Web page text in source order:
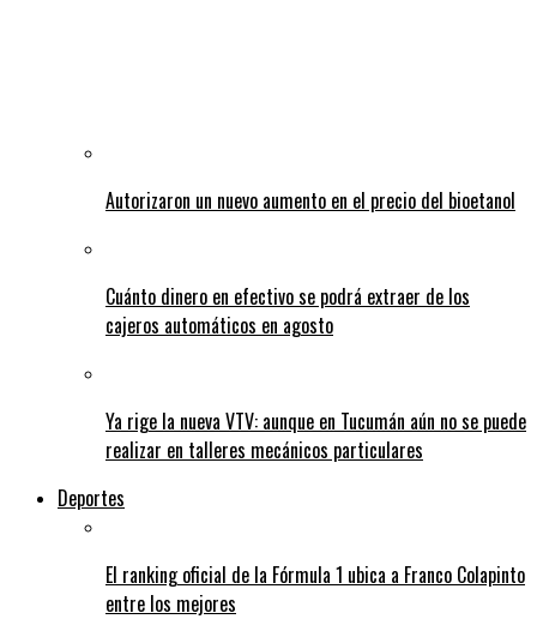
Autorizaron un nuevo aumento en el precio del bioetanol
Cuánto dinero en efectivo se podrá extraer de los
cajeros automáticos en agosto
Ya rige la nueva VTV: aunque en Tucumán aún no se puede
realizar en talleres mecánicos particulares
Deportes
El ranking oficial de la Fórmula 1 ubica a Franco Colapinto
entre los mejores